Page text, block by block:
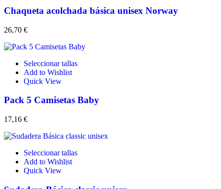
Chaqueta acolchada básica unisex Norway
26,70 €
Seleccionar tallas
Add to Wishlist
Quick View
Pack 5 Camisetas Baby
17,16 €
Seleccionar tallas
Add to Wishlist
Quick View